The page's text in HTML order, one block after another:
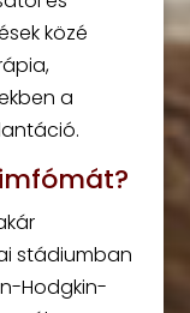
közé
a
stádiumban
Hodgkin-